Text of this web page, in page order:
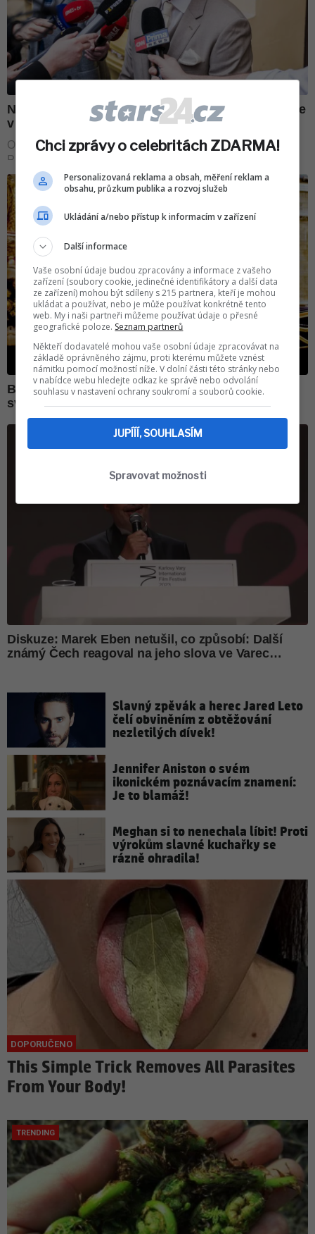
Slavný zpěvák a herec Jared Leto
čelí obviněním z obtěžování
nezletilých dívek!
Jennifer Aniston o svém
ikonickém poznávacím znamení:
Je to blamáž!
Meghan si to nenechala líbit! Proti
výrokům slavné kuchařky se
rázně ohradila!
This Simple Trick Removes All Parasites
From Your Body!
Chci zprávy o celebritách ZDARMA!
Personalizovaná reklama a obsah, měření reklam a
obsahu, průzkum publika a rozvoj služeb
Ukládání a/nebo přístup k informacím v zařízení
Další informace
Vaše osobní údaje budou zpracovány a informace z vašeho
zařízení (soubory cookie, jedinečné identifikátory a další data
ze zařízení) mohou být sdíleny s 215 partnera, kteří je mohou
ukládat a používat, nebo je může používat konkrétně tento
web. My i naši partneři můžeme používat údaje o přesné
geografické poloze. Seznam partnerů
Někteří dodavatelé mohou vaše osobní údaje zpracovávat na
základě oprávněného zájmu, proti kterému můžete vznést
námitku pomocí možností níže. V dolní části této stránky nebo
v nabídce webu hledejte odkaz ke správě nebo odvolání
souhlasu v nastavení ochrany soukromí a souborů cookie.
JUPÍÍÍ, SOUHLASÍM
Spravovat možnosti